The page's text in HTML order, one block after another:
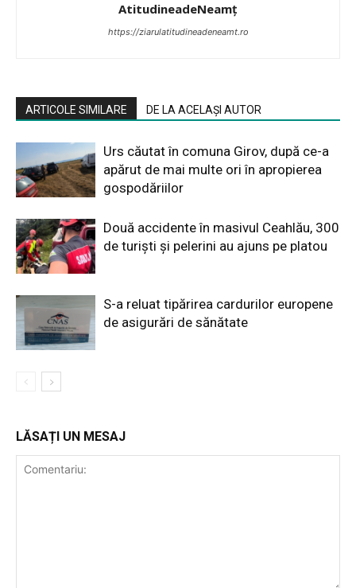
AtitudineadeNeamț
https://ziarulatitudineadeneamt.ro
ARTICOLE SIMILARE DE LA ACELAȘI AUTOR
Urs căutat în comuna Girov, după ce-a
apărut de mai multe ori în apropierea
gospodăriilor
Două accidente în masivul Ceahlău, 300
de turiști și pelerini au ajuns pe platou
S-a reluat tipărirea cardurilor europene
de asigurări de sănătate
LĂSAȚI UN MESAJ